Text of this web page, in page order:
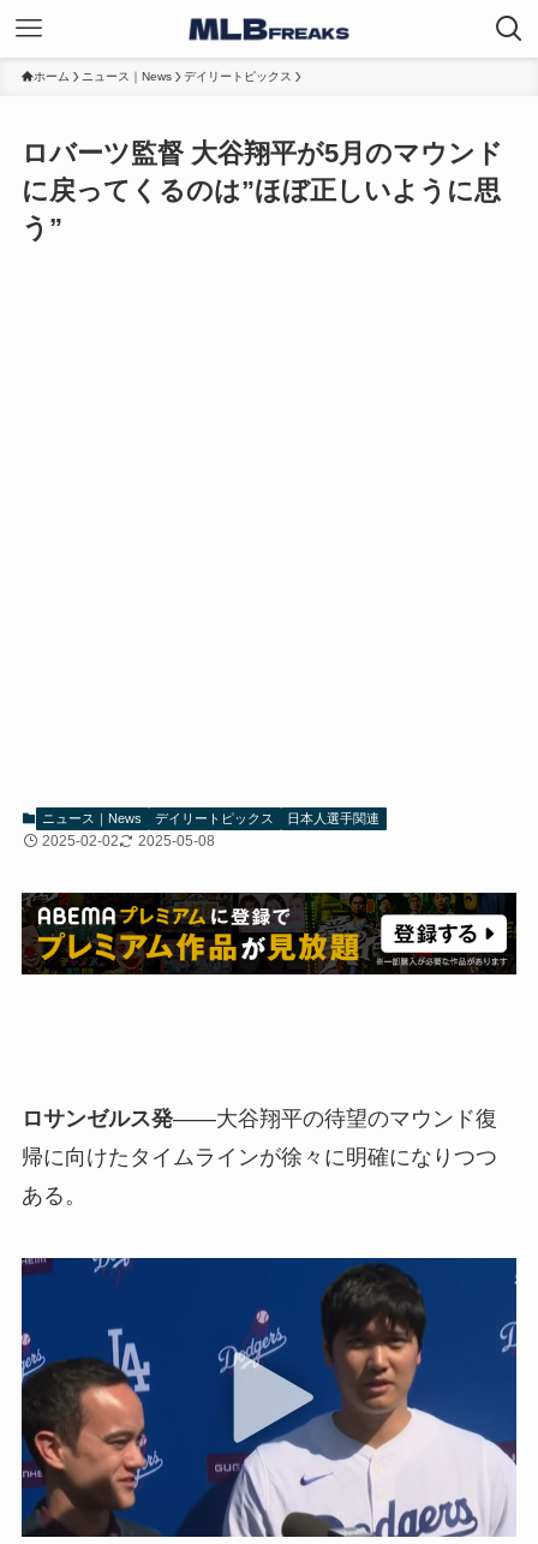
ホーム ニュース｜News デイリートピックス
ロバーツ監督 大谷翔平が5月のマウンド
に戻ってくるのは”ほぼ正しいように思
う”
ニュース｜News デイリートピックス 日本人選手関連
2025-02-02 2025-05-08
ロサンゼルス発――大谷翔平の待望のマウンド復
帰に向けたタイムラインが徐々に明確になりつつ
ある。